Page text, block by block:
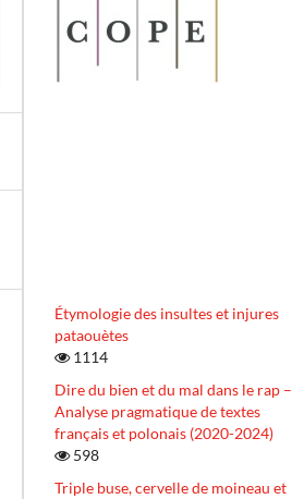
Étymologie des insultes et injures
pataouètes
1114
Dire du bien et du mal dans le rap –
Analyse pragmatique de textes
français et polonais (2020-2024)
598
Triple buse, cervelle de moineau et